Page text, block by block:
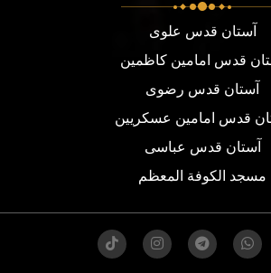
آستان قدس علوی
قدس امامین کاظمین
آستان قدس رضوی
قدس امامین عسکریین
آستان قدس عباسی
مسجد الكوفة المعظم